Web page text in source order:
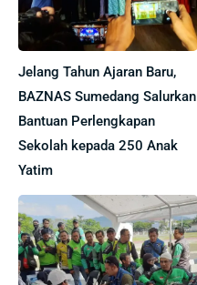
Jelang Tahun Ajaran Baru,
BAZNAS Sumedang Salurkan
Bantuan Perlengkapan
Sekolah kepada 250 Anak
Yatim